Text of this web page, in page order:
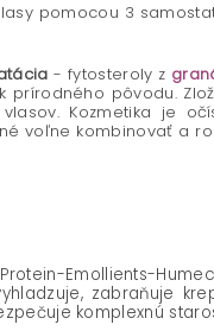
pomocou 3
- fytosteroly z
pôvodu.
vlasov. Kozmetika
voľne kombinovať
Emollients-
zabraňuje
komplexnú